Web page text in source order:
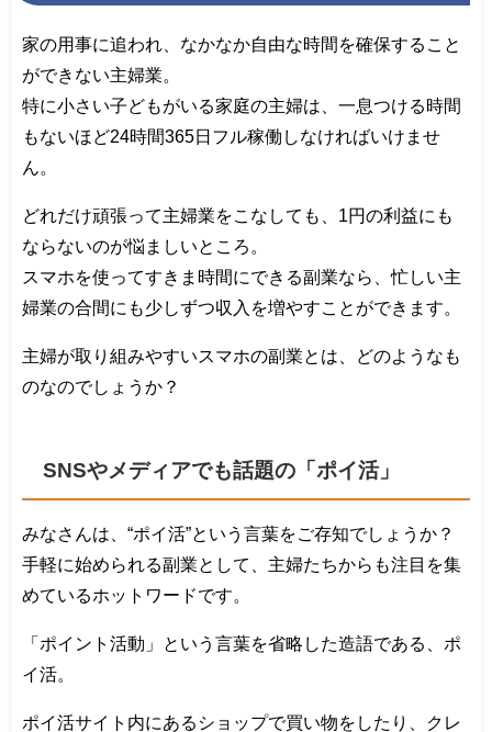
家の用事に追われ、なかなか自由な時間を確保すること
ができない主婦業。
特に小さい子どもがいる家庭の主婦は、一息つける時間
もないほど24時間365日フル稼働しなければいけませ
ん。
どれだけ頑張って主婦業をこなしても、1円の利益にも
ならないのが悩ましいところ。
スマホを使ってすきま時間にできる副業なら、忙しい主
婦業の合間にも少しずつ収入を増やすことができます。
主婦が取り組みやすいスマホの副業とは、どのようなも
のなのでしょうか？
SNSやメディアでも話題の「ポイ活」
みなさんは、“ポイ活”という言葉をご存知でしょうか？
手軽に始められる副業として、主婦たちからも注目を集
めているホットワードです。
「ポイント活動」という言葉を省略した造語である、ポ
イ活。
ポイ活サイト内にあるショップで買い物をしたり、クレ